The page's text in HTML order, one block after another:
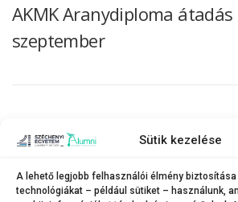
Sütik kezelése
A lehető legjobb felhasználói élmény biztosítása
technológiákat – például sütiket – használunk,
AKMK Aranydiploma átadás
szeptember
KTMF Aranydiploma 10 óra III.